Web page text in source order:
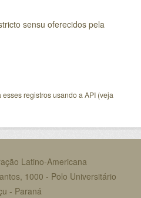
sensu oferecidos pela
registros usando a API (veja
Latino-Americana
1000 - Polo Universitário
- Paraná